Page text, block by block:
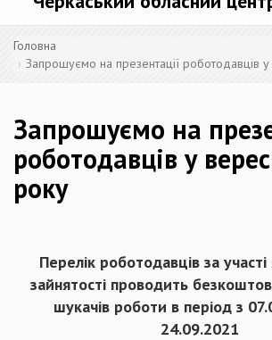
Головна
Запрошуємо на презентації роботодавців
Запрошуємо на
роботодавців у
року
Перелік роботодавців за
зайнятості проводить
шукачів роботи в період з
24.09.2021